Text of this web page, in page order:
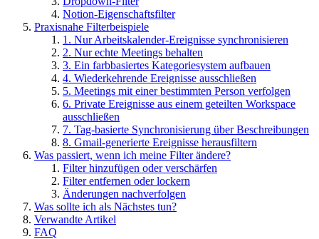
Notion-Eigenschaftsfilter
Praxisnahe Filterbeispiele
1. Nur Arbeitskalender-Ereignisse synchronisieren
2. Nur echte Meetings behalten
3. Ein farbbasiertes Kategoriesystem aufbauen
4. Wiederkehrende Ereignisse ausschließen
5. Meetings mit einer bestimmten Person verfolgen
6. Private Ereignisse aus einem geteilten Workspace
ausschließen
7. Tag-basierte Synchronisierung über Beschreibungen
8. Gmail-generierte Ereignisse herausfiltern
Was passiert, wenn ich meine Filter ändere?
Filter hinzufügen oder verschärfen
Filter entfernen oder lockern
Änderungen nachverfolgen
Was sollte ich als Nächstes tun?
Verwandte Artikel
FAQ